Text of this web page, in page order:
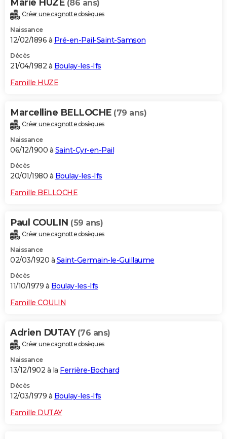
Marie HUZE (86 ans)
Créer une cagnotte obsèques
Naissance
12/02/1896 à Pré-en-Pail-Saint-Samson
Décès
21/04/1982 à Boulay-les-Ifs
Famille HUZE
Marcelline BELLOCHE (79 ans)
Créer une cagnotte obsèques
Naissance
06/12/1900 à Saint-Cyr-en-Pail
Décès
20/01/1980 à Boulay-les-Ifs
Famille BELLOCHE
Paul COULIN (59 ans)
Créer une cagnotte obsèques
Naissance
02/03/1920 à Saint-Germain-le-Guillaume
Décès
11/10/1979 à Boulay-les-Ifs
Famille COULIN
Adrien DUTAY (76 ans)
Créer une cagnotte obsèques
Naissance
13/12/1902 à la Ferrière-Bochard
Décès
12/03/1979 à Boulay-les-Ifs
Famille DUTAY